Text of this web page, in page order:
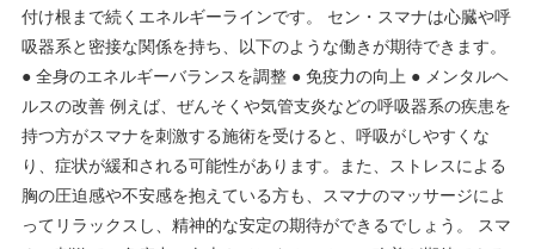
付け根まで続くエネルギーラインです。 セン・スマナは心臓や呼
吸器系と密接な関係を持ち、以下のような働きが期待できます。
● 全身のエネルギーバランスを調整 ● 免疫力の向上 ● メンタルヘ
ルスの改善 例えば、ぜんそくや気管支炎などの呼吸器系の疾患を
持つ方がスマナを刺激する施術を受けると、呼吸がしやすくな
り、症状が緩和される可能性があります。また、ストレスによる
胸の圧迫感や不安感を抱えている方も、スマナのマッサージによ
ってリラックスし、精神的な安定の期待ができるでしょう。 スマ